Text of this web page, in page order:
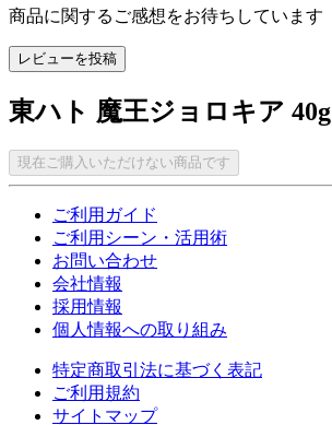
商品に関するご感想をお待ちしています
レビューを投稿
東ハト 魔王ジョロキア 40g
現在ご購入いただけない商品です
ご利用ガイド
ご利用シーン・活用術
お問い合わせ
会社情報
採用情報
個人情報への取り組み
特定商取引法に基づく表記
ご利用規約
サイトマップ